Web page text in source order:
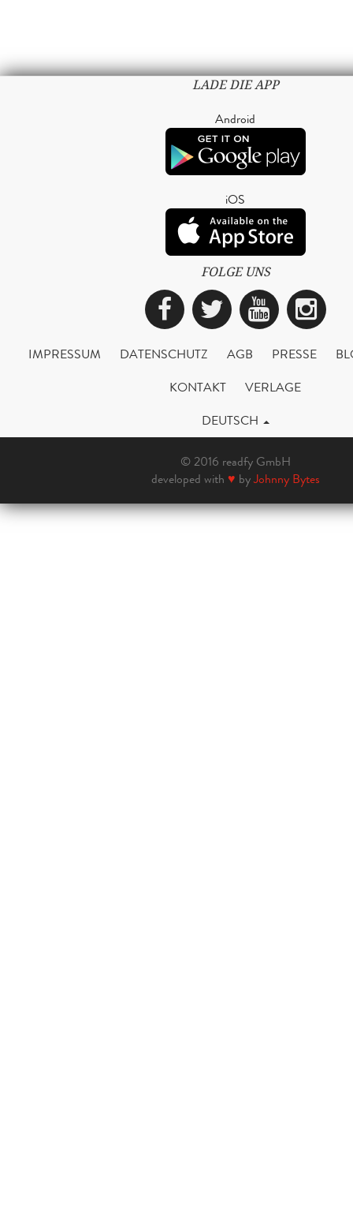
LADE DIE APP
Android
iOS
FOLGE UNS
Facebook
Twitter
IMPRESSUM DATENSCHUTZ AGB PRESSE
KONTAKT
VERLAGE
DEUTSCH
© 2016 readfy GmbH
developed with ♥ byJohnny Bytes